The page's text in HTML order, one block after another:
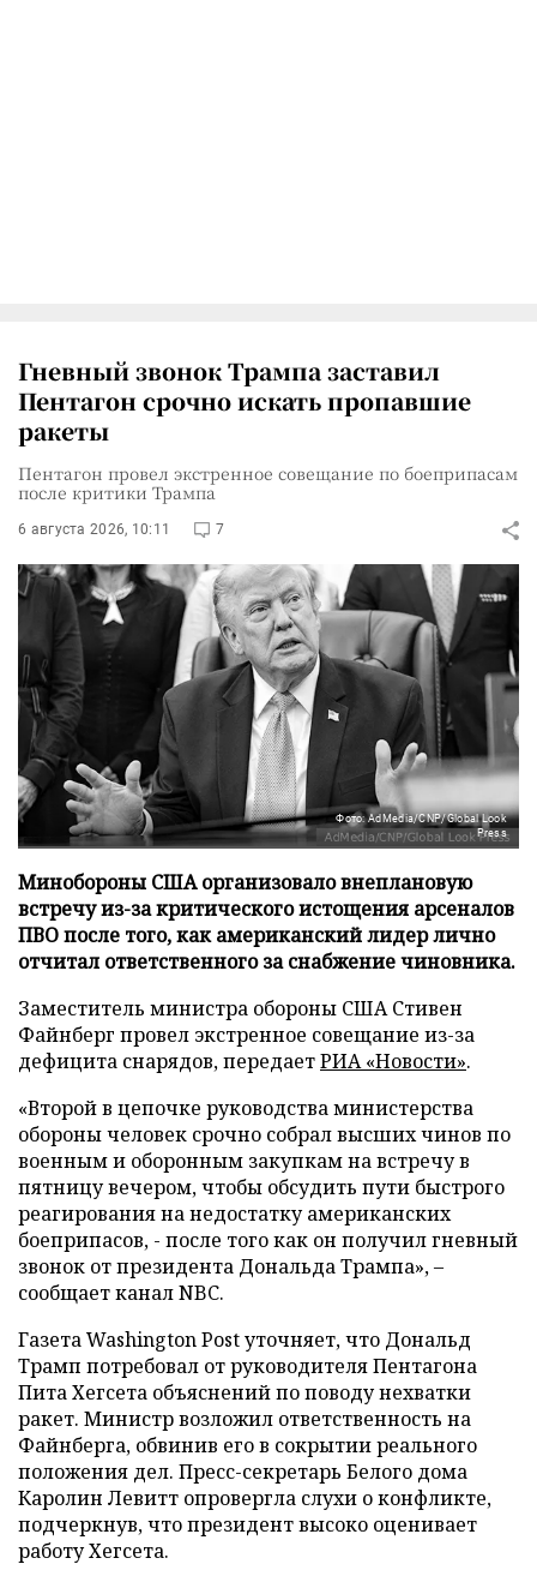
Гневный звонок Трампа заставил
Пентагон срочно искать пропавшие
ракеты
Пентагон провел экстренное совещание по боеприпасам
после критики Трампа
6 августа 2026, 10:11 7
Фото: AdMedia/CNP/Global Look
Press
Минобороны США организовало внеплановую
встречу из-за критического истощения арсеналов
ПВО после того, как американский лидер лично
отчитал ответственного за снабжение чиновника.
Заместитель министра обороны США Стивен
Файнберг провел экстренное совещание из-за
дефицита снарядов, передаетРИА «Новости».
«Второй в цепочке руководства министерства
обороны человек срочно собрал высших чинов по
военным и оборонным закупкам на встречу в
пятницу вечером, чтобы обсудить пути быстрого
реагирования на недостатку американских
боеприпасов, - после того как он получил гневный
звонок от президента Дональда Трампа», –
сообщает канал NBC.
Газета Washington Post уточняет, что Дональд
Трамп потребовал от руководителя Пентагона
Пита Хегсета объяснений по поводу нехватки
ракет. Министр возложил ответственность на
Файнберга, обвинив его в сокрытии реального
положения дел. Пресс-секретарь Белого дома
Каролин Левитт опровергла слухи о конфликте,
подчеркнув, что президент высоко оценивает
работу Хегсета.